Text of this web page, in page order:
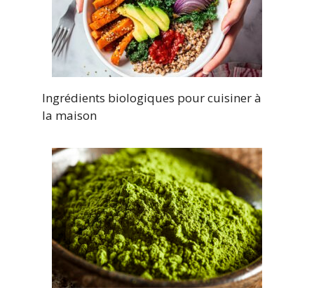
Ingrédients biologiques pour cuisiner à
la maison